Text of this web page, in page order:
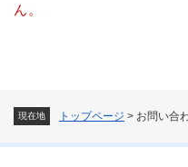
現在地 トップページ > お問い合
ん。